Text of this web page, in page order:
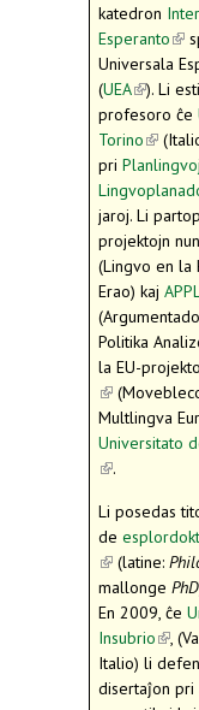
katedron
Esperanto
Universala
(UEA(link is
). Li
profesoro ĉe
Torino(link is
pri
jaroj. Li
projektojn
(Lingvo en la
Erao) kaj
Politika
la EU-
(link is
Multlingva
Universitato
(link is
.
Li posedas
de
(link is
(latine:
mallonge PhD
En 2009, ĉe
Insubrio(link
,
Italio) li
disertaĵon pri